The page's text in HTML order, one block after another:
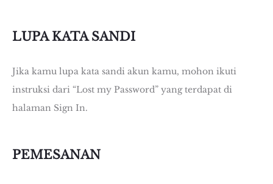
LUPA KATA SANDI
Jika kamu lupa kata sandi akun kamu, mohon ikuti
instruksi dari “Lost my Password” yang terdapat di
halaman Sign In.
PEMESANAN